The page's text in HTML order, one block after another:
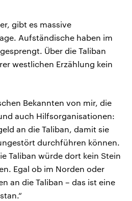
gibt es massive
Aufständische haben im
Über die Taliban
westlichen Erzählung kein
Bekannten von mir, die
auch Hilfsorganisationen:
an die Taliban, damit sie
durchführen können.
Taliban würde dort kein Stein
Egal ob im Norden oder
an die Taliban – das ist eine